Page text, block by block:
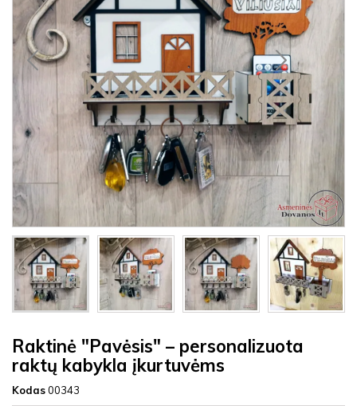
Raktinė "Pavėsis" – personalizuota
raktų kabykla įkurtuvėms
Kodas00343